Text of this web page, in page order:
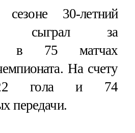
30-летний
сыграл за
в 75 матчах
На счету
22 гола и 74
передачи.